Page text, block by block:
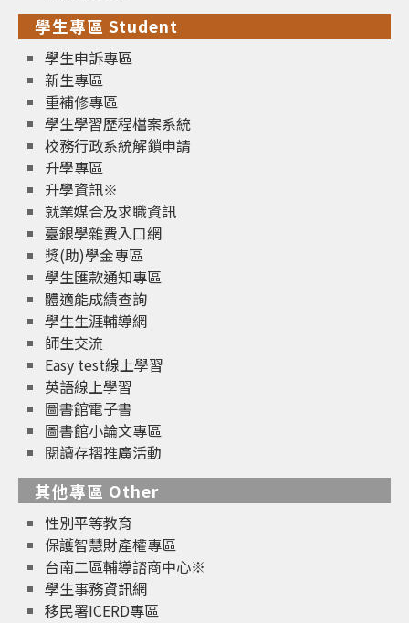
學生專區 Student
學生申訴專區
新生專區
重補修專區
學生學習歷程檔案系統
校務行政系統解鎖申請
升學專區
升學資訊※
就業媒合及求職資訊
臺銀學雜費入口網
獎(助)學金專區
學生匯款通知專區
體適能成績查詢
學生生涯輔導網
師生交流
Easy test線上學習
英語線上學習
圖書館電子書
圖書館小論文專區
閱讀存摺推廣活動
其他專區 Other
性別平等教育
保護智慧財產權專區
台南二區輔導諮商中心※
學生事務資訊網
移民署ICERD專區